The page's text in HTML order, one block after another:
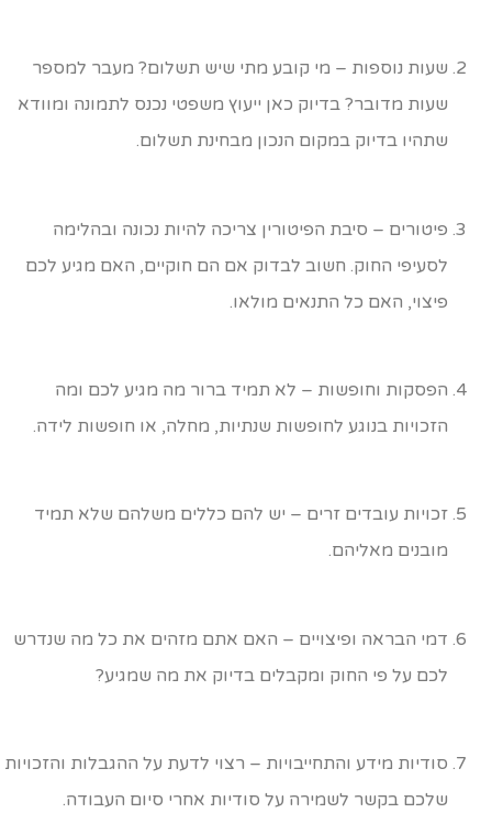
שעות נוספות – מי קובע מתי שיש תשלום? מעבר למספר
שעות מדובר? בדיוק כאן ייעוץ משפטי נכנס לתמונה ומוודא
שתהיו בדיוק במקום הנכון מבחינת תשלום.
פיטורים – סיבת הפיטורין צריכה להיות נכונה ובהלימה
לסעיפי החוק. חשוב לבדוק אם הם חוקיים, האם מגיע לכם
פיצוי, האם כל התנאים מולאו.
הפסקות וחופשות – לא תמיד ברור מה מגיע לכם ומה
הזכויות בנוגע לחופשות שנתיות, מחלה, או חופשות לידה.
זכויות עובדים זרים – יש להם כללים משלהם שלא תמיד
מובנים מאליהם.
דמי הבראה ופיצויים – האם אתם מזהים את כל מה שנדרש
לכם על פי החוק ומקבלים בדיוק את מה שמגיע?
סודיות מידע והתחייבויות – רצוי לדעת על ההגבלות והזכויות
שלכם בקשר לשמירה על סודיות אחרי סיום העבודה.